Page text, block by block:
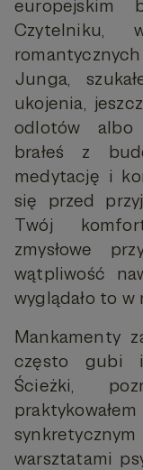
europejskim
Czytelniku,
Junga,
ukojenia,
odlotów albo
brałeś z
medytację i
się przed
Twój
zmysłowe
wątpliwość
wyglądało to
Mankamenty
często gubi
Ścieżki,
warsztatami